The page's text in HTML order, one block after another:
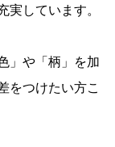
実しています。
」や「柄」を加
をつけたい方こ